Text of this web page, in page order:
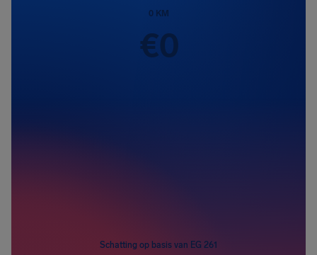
0KM
€0
Schatting op basis van EG 261